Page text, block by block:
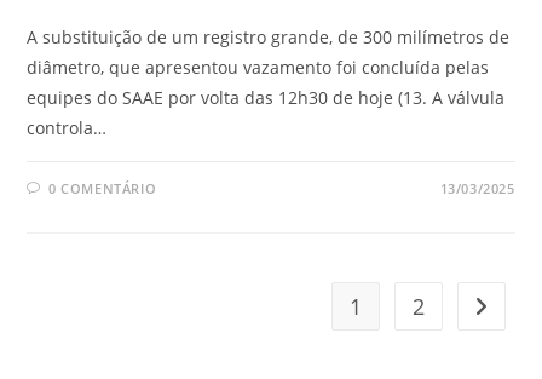
A substituição de um registro grande, de 300 milímetros de
diâmetro, que apresentou vazamento foi concluída pelas
equipes do SAAE por volta das 12h30 de hoje (13. A válvula
controla…
0 COMENTÁRIO 13/03/2025
1 2 Ir para